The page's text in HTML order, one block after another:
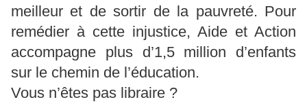
meilleur et de sortir de la pauvreté. Pour
remédier à cette injustice, Aide et Action
accompagne plus d’1,5 million d’enfants
sur le chemin de l’éducation.
Vous n’êtes pas libraire ?